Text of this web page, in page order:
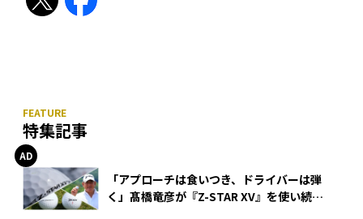
特集記事
「アプローチは食いつき、ドライバーは弾
く」髙橋竜彦が『Z-STAR XV』を使い続け